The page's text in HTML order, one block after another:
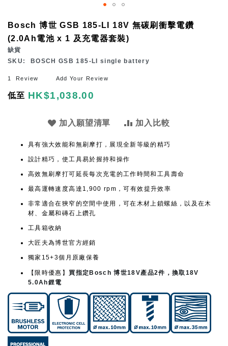
Bosch 博世 GSB 185-LI 18V 無碳刷衝擊電鑽
(2.0Ah電池 x 1 及充電器套裝)
缺貨
SKU
BOSCH GSB 185-LI single battery
1 Review Add Your Review
低至 HK$1,038.00
加入願望清單 加入比較
具有強大效能和無刷摩打，展現全新等級的精巧
設計精巧，使工具易於握持和操作
高效無刷摩打可延長每次充電的工作時間和工具壽命
最高運轉速度高達1,900 rpm，可有效提升效率
非常適合在狹窄的空間中使用，可在木材上鎖螺絲，以及在木
材、金屬和磚石上鑽孔
工具箱收納
大匠夫為博世官方經銷
獨家15+3個月原廠保養
【限時優惠】
買指定Bosch 博世18V產品2件，換取18V
5.0Ah鋰電
the
beginning
images